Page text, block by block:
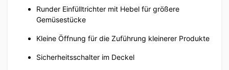
Runder Einfülltrichter mit Hebel für größere
Gemüsestücke
Kleine Öffnung für die Zuführung kleinerer Produkte
Sicherheitsschalter im Deckel